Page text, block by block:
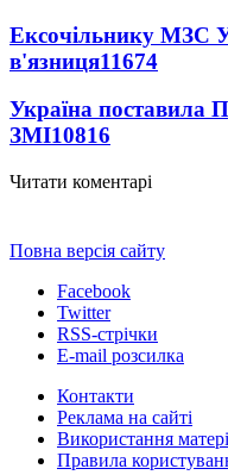
Ексочільнику МЗС
в'язниця11674
Україна поставила
ЗМІ10816
Читати коментарі
Повна версія сайту
Facebook
Twitter
RSS-стрічки
E-mail розсилка
Контакти
Реклама на сайті
Використання
Правила